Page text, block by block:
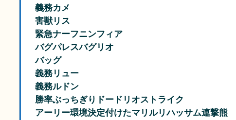
義務カメ
害獣リス
緊急ナーフニンフィア
バグパレスバグリオ
バッグ
義務リュー
義務ルドン
勝率ぶっちぎりドードリオストライク
アーリー環境決定付けたマリルリハッサム連撃熊